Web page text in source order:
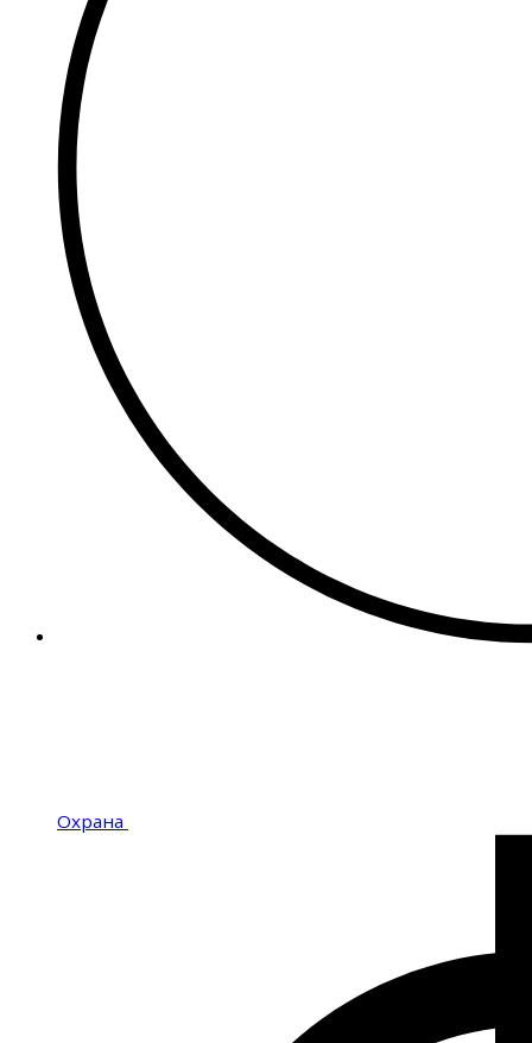
Охрана